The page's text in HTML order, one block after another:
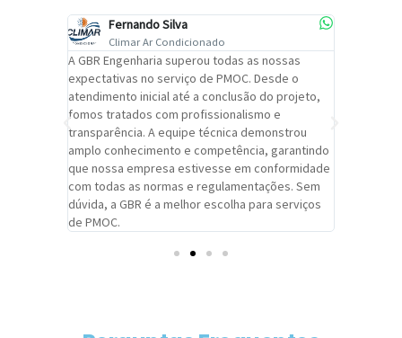
Fernando Silva
Climar Ar Condicionado
A GBR Engenharia superou todas as nossas
expectativas no serviço de PMOC. Desde o
atendimento inicial até a conclusão do projeto,
fomos tratados com profissionalismo e
transparência. A equipe técnica demonstrou
amplo conhecimento e competência, garantindo
que nossa empresa estivesse em conformidade
com todas as normas e regulamentações. Sem
dúvida, a GBR é a melhor escolha para serviços
de PMOC.